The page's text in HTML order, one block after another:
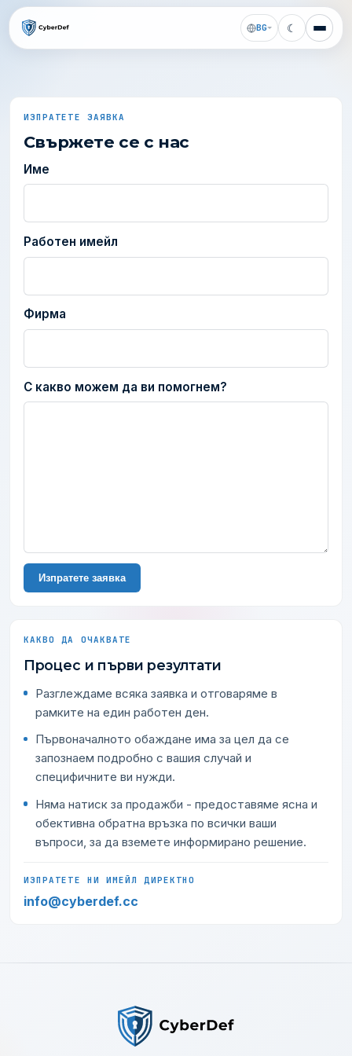
BG ☾
ИЗПРАТЕТЕ ЗАЯВКА
Свържете се с нас
Име
Работен имейл
Фирма
С какво можем да ви помогнем?
Изпратете заявка
КАКВО ДА ОЧАКВАТЕ
Процес и първи резултати
Разглеждаме всяка заявка и отговаряме в
рамките на един работен ден.
Първоначалното обаждане има за цел да се
запознаем подробно с вашия случай и
специфичните ви нужди.
Няма натиск за продажби - предоставяме ясна и
обективна обратна връзка по всички ваши
въпроси, за да вземете информирано решение.
ИЗПРАТЕТЕ НИ ИМЕЙЛ ДИРЕКТНО
info@cyberdef.cc